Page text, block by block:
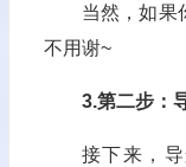
当然，如果
不用谢~
3.第二步：
接下来，